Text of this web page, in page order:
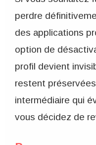
perdre
des applications
option de
profil devient
restent
intermédiaire qui
vous décidez de